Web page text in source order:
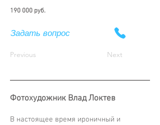
190 000 руб.
Задать вопрос
Previous Next
Фотохудожник Влад Локтев
В настоящее время ироничный и